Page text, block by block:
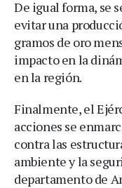
De igual forma, se
evitar una
gramos de oro
impacto en la
en la región.
Finalmente, el
acciones se
contra las
ambiente y la
departamento de